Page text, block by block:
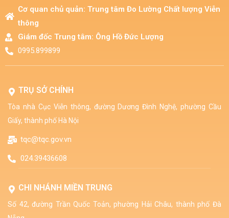
Cơ quan chủ quản: Trung tâm Đo Lường Chất lượng Viễn
thông​
Giám đốc Trung tâm: Ông Hồ Đức Lượng​
0995.899899
TRỤ SỞ CHÍNH
Tòa nhà Cục Viễn thông, đường Dương Đình Nghệ, phường Cầu
Giấy, thành phố Hà Nội
tqc@tqc.gov.vn
024.39436608
CHI NHÁNH MIỀN TRUNG
Số 42, đường Trần Quốc Toản, phường Hải Châu, thành phố Đà